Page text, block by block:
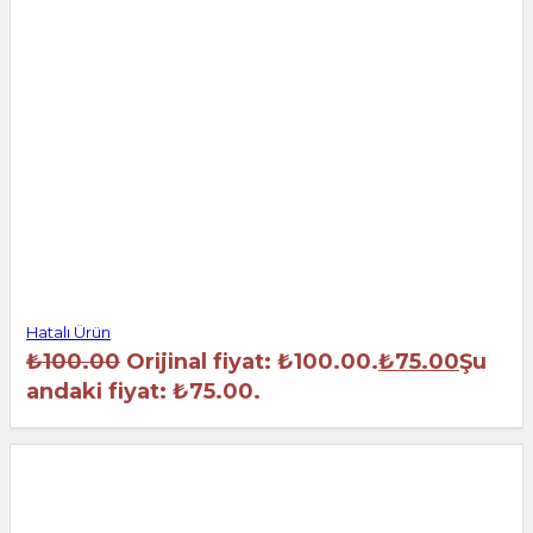
Hatalı Ürün
₺100.00 Orijinal fiyat: ₺100.00.₺75.00Şu
andaki fiyat: ₺75.00.